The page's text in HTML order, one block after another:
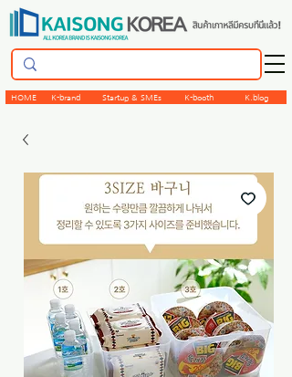
K-brand K-booth
Startup & SMEs
HOME K.blog